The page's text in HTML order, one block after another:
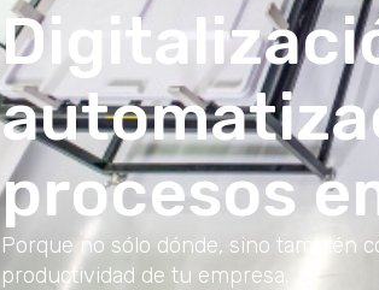
procesos
Porque no sólo dónde, sino también
productividad de tu empresa.